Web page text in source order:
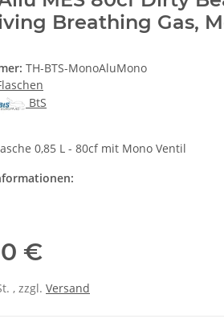
Breathing Gas,
TH-BTS-MonoAluMono
BtS
0,85 L - 80cf mit Mono Ventil
€
, zzgl. Versand